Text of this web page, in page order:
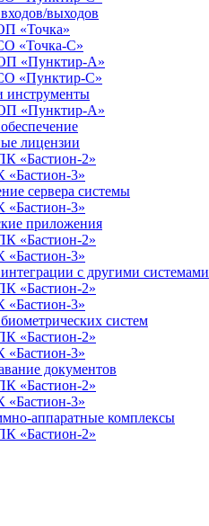
выходов
«Точка»
«Точка-С»
«Пунктир-А»
«Пунктир-С»
инструменты
«Пунктир-А»
лицензии
«Бастион-2»
«Бастион-3»
сервера системы
«Бастион-3»
приложения
«Бастион-2»
«Бастион-3»
с другими системами
«Бастион-2»
«Бастион-3»
систем
«Бастион-2»
«Бастион-3»
документов
«Бастион-2»
«Бастион-3»
аппаратные комплексы
«Бастион-2»